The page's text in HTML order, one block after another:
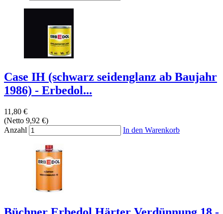
Case IH (schwarz seidenglanz ab Baujahr
1986) - Erbedol...
11,80 €
(Netto 9,92 €)
Anzahl
In den Warenkorb